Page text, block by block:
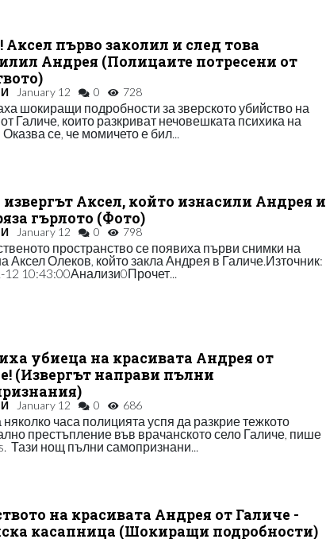
Аксел първо заколил и след това
Андрея (Полицаите потресени от
January 12 0 728
шокиращи подробности за зверското убийство на
Галиче, които разкриват нечовешката психика на
се, че момичето е бил...
извергът Аксел, който изнасили Андрея и
гърлото (Фото)
January 12 0 798
пространство се появиха първи снимки на
Аксел Олеков, който закла Андрея в Галиче.Източник:
12 10:43:00Анализи0Прочет...
убиеца на красивата Андрея от
(Извергът направи пълни
January 12 0 686
часа полицията успя да разкрие тежкото
престъпление във врачанското село Галиче, пише
Тази нощ пълни самопризнани...
на красивата Андрея от Галиче -
касапница (Шокиращи подробности)